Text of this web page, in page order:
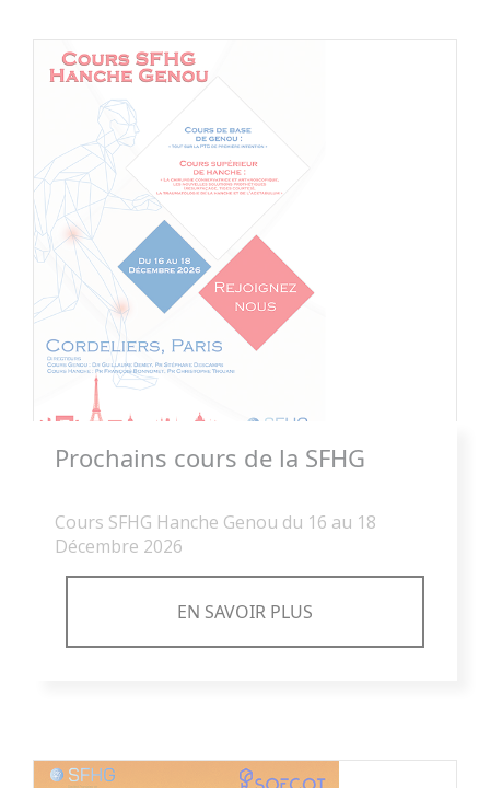
Prochains cours de la SFHG
Cours SFHG Hanche Genou du 16 au 18
Décembre 2026
EN SAVOIR PLUS